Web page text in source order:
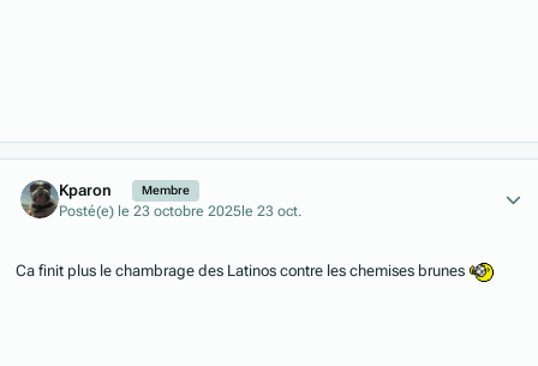
Kparon Membre
Posté(e) le 23 octobre 2025 le 23 oct.
Ca finit plus le chambrage des Latinos contre les chemises brunes